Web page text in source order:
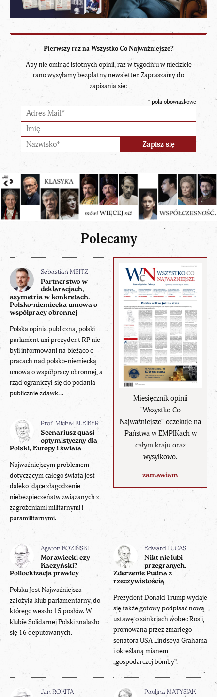
Pierwszy raz na Wszystko Co Najważniejsze?
Aby nie ominąć istotnych opinii, raz w tygodniu w niedzielę
rano wysyłamy bezpłatny newsletter. Zapraszamy do
zapisania się:
* pola obowiązkowe
Polecamy
Miesięcznik opinii
"Wszystko Co
Najważniejsze" oczekuje na
Państwa w EMPIKach w
całym kraju oraz
wysyłkowo.
zamawiam
Sebastian MEITZ
Partnerstwo w
deklaracjach,
asymetria w konkretach.
Polsko-niemiecka umowa o
współpracy obronnej
Polska opinia publiczna, polski
parlament ani prezydent RP nie
byli informowani na bieżąco o
pracach nad polsko-niemiecką
umową o współpracy obronnej, a
rząd ograniczył się do podania
publicznie zdawk...
Prof. Michał KLEIBER
Scenariusz quasi
optymistyczny dla
Polski, Europy i świata
Najważniejszym problemem
dotyczącym całego świata jest
daleko idące złagodzenie
niebezpieczeństw związanych z
zagrożeniami militarnymi i
paramilitarnymi.
Agaton KOZIŃSKI
Morawiecki czy
Kaczyński?
Pollockizacja prawicy
Polska Jest Najważniejsza
założyła klub parlamentarny, do
którego weszło 15 posłów. W
klubie Solidarnej Polski znalazło
się 16 deputowanych.
Edward LUCAS
Nikt nie lubi
przegranych.
Zderzenie Putina z
rzeczywistością
Prezydent Donald Trump wydaje
się także gotowy podpisać nową
ustawę o sankcjach wobec Rosji,
promowaną przez zmarłego
senatora USA Lindseya Grahama
i określaną mianem
„gospodarczej bomby”.
Jan ROKITA Paulina MATYSIAK